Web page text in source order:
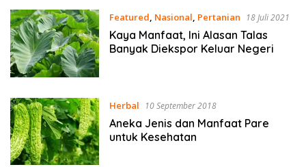
Featured, Nasional, Pertanian 18 Juli 2021
Kaya Manfaat, Ini Alasan Talas
Banyak Diekspor Keluar Negeri
Herbal 10 September 2018
Aneka Jenis dan Manfaat Pare
untuk Kesehatan